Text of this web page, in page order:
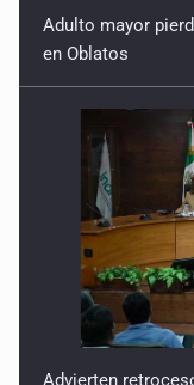
Adulto mayor
en Oblatos
Advierten